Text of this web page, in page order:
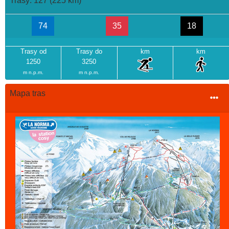
74 35 18
Trasy od
1250
m n.p.m.
Trasy do
3250
m n.p.m.
km km
Mapa tras